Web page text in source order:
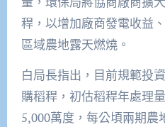
稈，以增加廠商發電收益
區域農地露天燃燒。
白局長指出，目前規範投
購稻稈，初估稻稈年處理
5,000萬度，每公頃兩期農